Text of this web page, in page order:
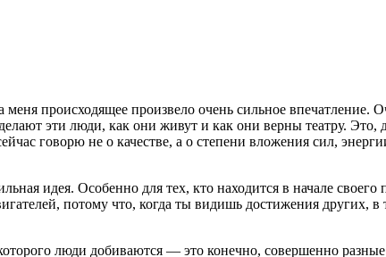
происходящее произвело очень сильное впечатление.
эти люди, как они живут и как они верны театру. Это,
говорю не о качестве, а о степени вложения сил,
идея. Особенно для тех, кто находится в начале
потому что, когда ты видишь достижения других, в
люди добиваются — это конечно, совершенно